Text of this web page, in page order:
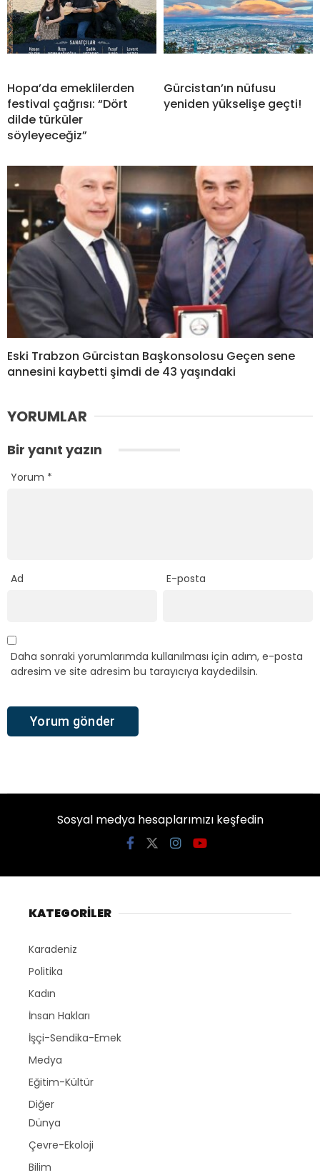
Hopa’da emeklilerden
festival çağrısı: “Dört
dilde türküler
söyleyeceğiz”
Gürcistan’ın nüfusu
yeniden yükselişe geçti!
Eski Trabzon Gürcistan Başkonsolosu Geçen sene
annesini kaybetti şimdi de 43 yaşındaki
YORUMLAR
Bir yanıt yazın
Yorum *
Ad E-posta
Daha sonraki yorumlarımda kullanılması için adım, e-posta
adresim ve site adresim bu tarayıcıya kaydedilsin.
Sosyal medya hesaplarımızı keşfedin
KATEGORİLER
Karadeniz
Politika
Kadın
İnsan Hakları
İşçi-Sendika-Emek
Medya
Eğitim-Kültür
Diğer
Dünya
Çevre-Ekoloji
Bilim